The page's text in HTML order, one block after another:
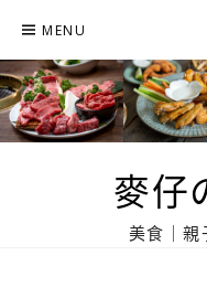
content
MENU
麥仔
美食｜親